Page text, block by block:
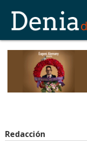
Redacción